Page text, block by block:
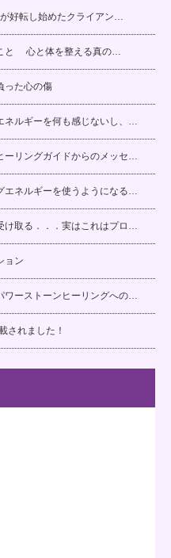
好転し始めたクライアン…
と 心と体を整える真の…
った心の傷
ネルギーを何も感じないし、…
ーリングガイドからのメッセ…
エネルギーを使うようになる…
け取る．．．実はこれはプロ…
ョン
ワーストーンヒーリングへの…
されました！